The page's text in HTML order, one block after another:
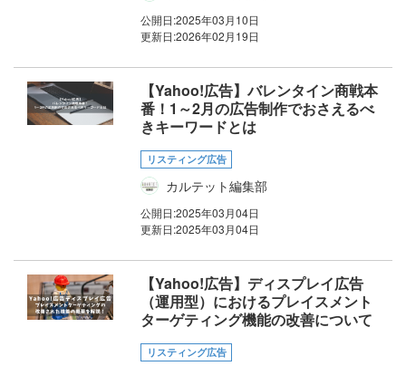
公開日:2025年03月10日
更新日:2026年02月19日
【Yahoo!広告】バレンタイン商戦本
番！1～2月の広告制作でおさえるべ
きキーワードとは
リスティング広告
カルテット編集部
公開日:2025年03月04日
更新日:2025年03月04日
【Yahoo!広告】ディスプレイ広告
（運用型）におけるプレイスメント
ターゲティング機能の改善について
リスティング広告